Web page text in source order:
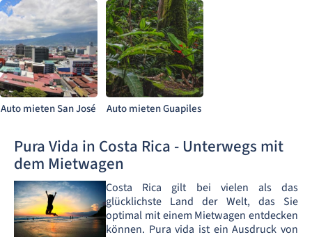
Auto mieten San José Auto mieten Guapiles
Pura Vida in Costa Rica - Unterwegs mit
dem Mietwagen
Costa Rica gilt bei vielen als das
glücklichste Land der Welt, das Sie
optimal mit einem Mietwagen entdecken
können. Pura vida ist ein Ausdruck von